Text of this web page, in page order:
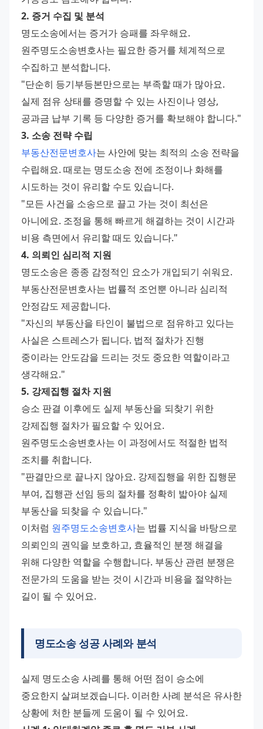
2. 증거 수집 및 분석
명도소송에서는 증거가 승패를 좌우해요.
원주명도소송변호사는 필요한 증거를 체계적으로
수집하고 분석합니다.
"단순히 등기부등본만으로는 부족할 때가 많아요.
실제 점유 상태를 증명할 수 있는 사진이나 영상,
공과금 납부 기록 등 다양한 증거를 확보해야 합니다."
3. 소송 전략 수립
부동산전문변호사는 사안에 맞는 최적의 소송 전략을
수립해요. 때로는 명도소송 전에 조정이나 화해를
시도하는 것이 유리할 수도 있습니다.
"모든 사건을 소송으로 끌고 가는 것이 최선은
아니에요. 조정을 통해 빠르게 해결하는 것이 시간과
비용 측면에서 유리할 때도 있습니다."
4. 의뢰인 심리적 지원
명도소송은 종종 감정적인 요소가 개입되기 쉬워요.
부동산전문변호사는 법률적 조언뿐 아니라 심리적
안정감도 제공합니다.
"자신의 부동산을 타인이 불법으로 점유하고 있다는
사실은 스트레스가 됩니다. 법적 절차가 진행
중이라는 안도감을 드리는 것도 중요한 역할이라고
생각해요."
5. 강제집행 절차 지원
승소 판결 이후에도 실제 부동산을 되찾기 위한
강제집행 절차가 필요할 수 있어요.
원주명도소송변호사는 이 과정에서도 적절한 법적
조치를 취합니다.
"판결만으로 끝나지 않아요. 강제집행을 위한 집행문
부여, 집행관 선임 등의 절차를 정확히 밟아야 실제
부동산을 되찾을 수 있습니다."
이처럼 원주명도소송변호사는 법률 지식을 바탕으로
의뢰인의 권익을 보호하고, 효율적인 분쟁 해결을
위해 다양한 역할을 수행합니다. 부동산 관련 분쟁은
전문가의 도움을 받는 것이 시간과 비용을 절약하는
길이 될 수 있어요.
명도소송 성공 사례와 분석
실제 명도소송 사례를 통해 어떤 점이 승소에
중요한지 살펴보겠습니다. 이러한 사례 분석은 유사한
상황에 처한 분들께 도움이 될 수 있어요.